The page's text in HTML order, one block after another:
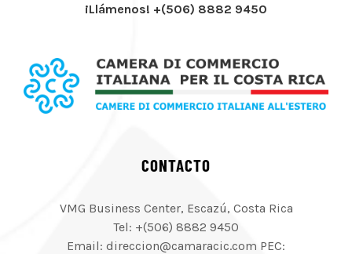
¡Llámenos! +(506) 8882 9450
CONTACTO
VMG Business Center, Escazú, Costa Rica
Tel: +(506) 8882 9450
Email: direccion@camaracic.com PEC: